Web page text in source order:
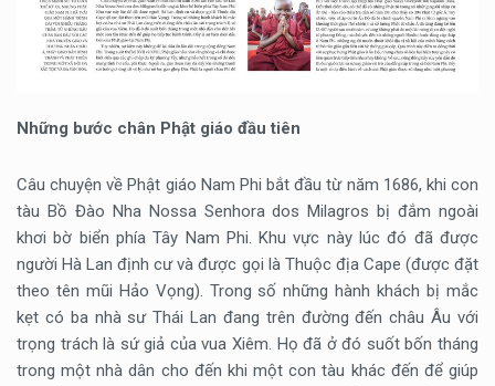
Những bước chân Phật giáo đầu tiên
Câu chuyện về Phật giáo Nam Phi bắt đầu từ năm 1686, khi con
tàu Bồ Đào Nha Nossa Senhora dos Milagros bị đắm ngoài
khơi bờ biển phía Tây Nam Phi. Khu vực này lúc đó đã được
người Hà Lan định cư và được gọi là Thuộc địa Cape (được đặt
theo tên mũi Hảo Vọng). Trong số những hành khách bị mắc
kẹt có ba nhà sư Thái Lan đang trên đường đến châu Âu với
trọng trách là sứ giả của vua Xiêm. Họ đã ở đó suốt bốn tháng
trong một nhà dân cho đến khi một con tàu khác đến để giúp